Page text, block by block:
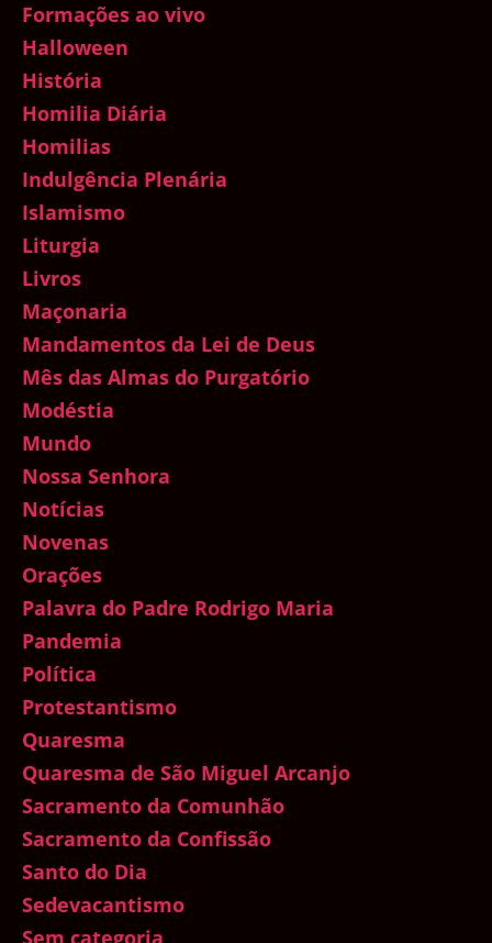
Formações ao vivo
Halloween
História
Homilia Diária
Homilias
Indulgência Plenária
Islamismo
Liturgia
Livros
Maçonaria
Mandamentos da Lei de Deus
Mês das Almas do Purgatório
Modéstia
Mundo
Nossa Senhora
Notícias
Novenas
Orações
Palavra do Padre Rodrigo Maria
Pandemia
Política
Protestantismo
Quaresma
Quaresma de São Miguel Arcanjo
Sacramento da Comunhão
Sacramento da Confissão
Santo do Dia
Sedevacantismo
Sem categoria